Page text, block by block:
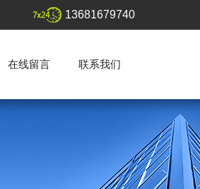
13681679740
在线留言 联系我们